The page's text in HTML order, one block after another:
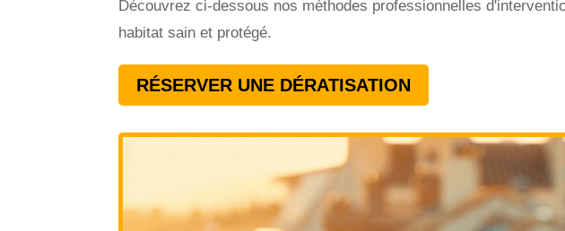
Découvrez ci-dessous nos méthodes professionnelles
habitat sain et protégé.
RÉSERVER UNE DÉRATISATION